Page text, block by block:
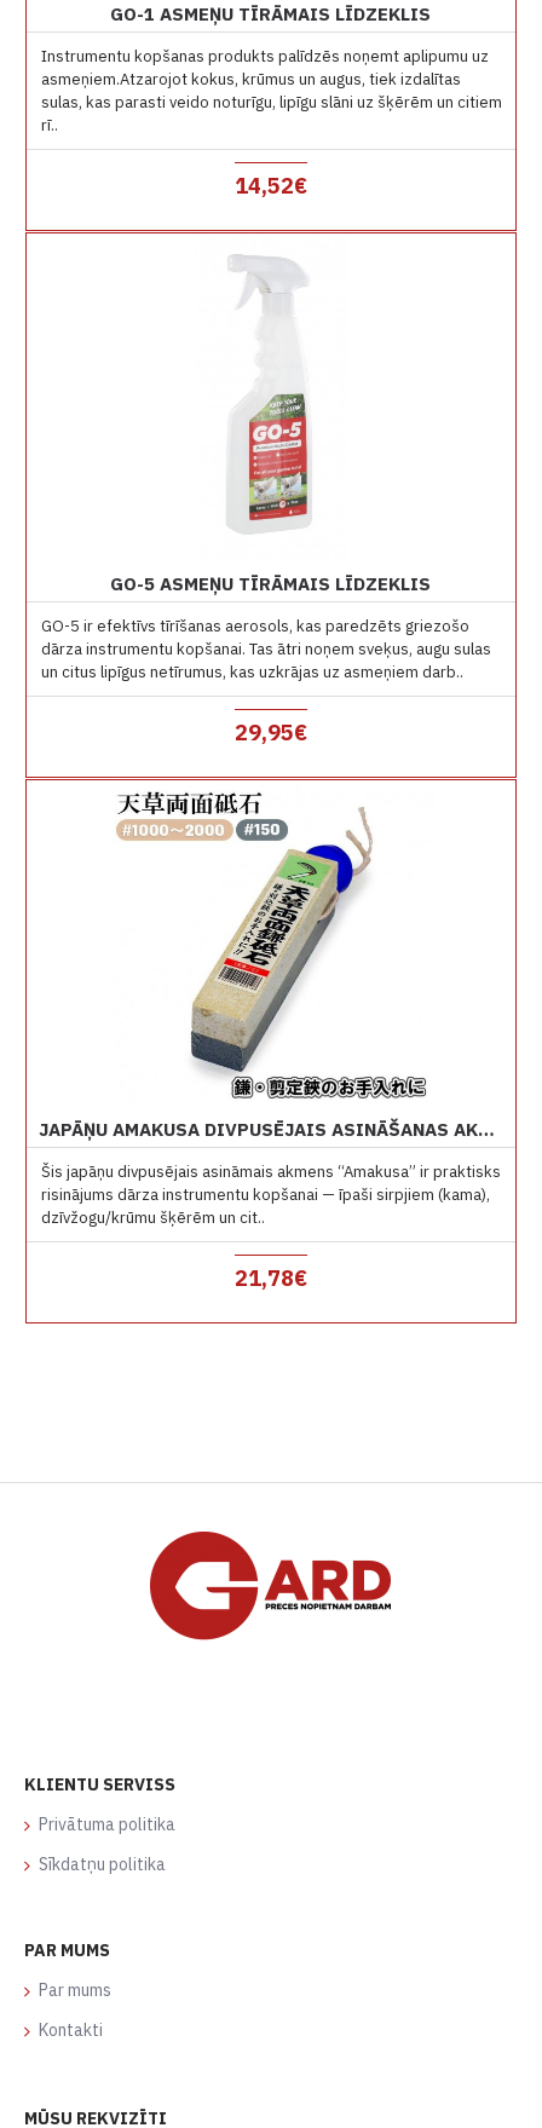
GO-1 ASMEŅU TĪRĀMAIS LĪDZEKLIS
Instrumentu kopšanas produkts palīdzēs noņemt aplipumu uz
asmeņiem.Atzarojot kokus, krūmus un augus, tiek izdalītas
sulas, kas parasti veido noturīgu, lipīgu slāni uz šķērēm un citiem
rī..
14,52€
GO-5 ASMEŅU TĪRĀMAIS LĪDZEKLIS
GO-5 ir efektīvs tīrīšanas aerosols, kas paredzēts griezošo
dārza instrumentu kopšanai. Tas ātri noņem sveķus, augu sulas
un citus lipīgus netīrumus, kas uzkrājas uz asmeņiem darb..
29,95€
JAPĀŅU AMAKUSA DIVPUSĒJAIS ASINĀŠANAS AKMENS (DĀRZA INSTRUMENTIEM)
Šis japāņu divpusējais asināmais akmens “Amakusa” ir praktisks
risinājums dārza instrumentu kopšanai — īpaši sirpjiem (kama),
dzīvžogu/krūmu šķērēm un cit..
21,78€
KLIENTU SERVISS
Privātuma politika
Sīkdatņu politika
PAR MUMS
Par mums
Kontakti
MŪSU REKVIZĪTI